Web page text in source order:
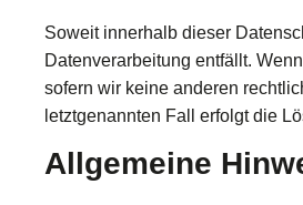
Soweit innerhalb dieser
Datenverarbeitung entfällt.
sofern wir keine anderen
letztgenannten Fall erfolgt die
Allgemeine